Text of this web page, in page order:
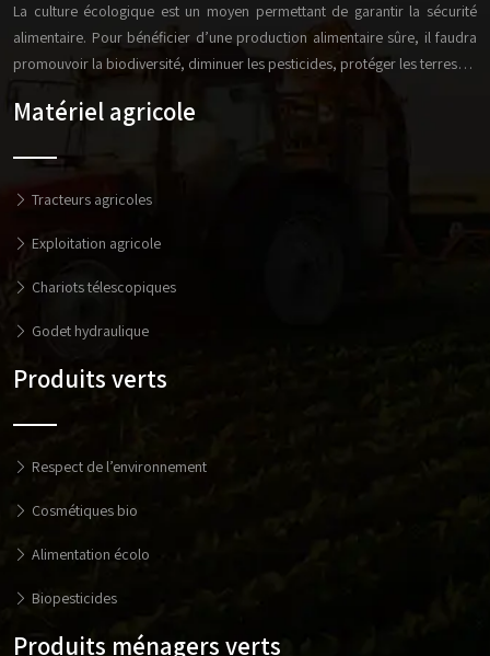
La culture écologique est un moyen permettant de garantir la sécurité
alimentaire. Pour bénéficier d’une production alimentaire sûre, il faudra
promouvoir la biodiversité, diminuer les pesticides, protéger les terres…
Matériel agricole
Tracteurs agricoles
Exploitation agricole
Chariots télescopiques
Godet hydraulique
Produits verts
Respect de l’environnement
Cosmétiques bio
Alimentation écolo
Biopesticides
Produits ménagers verts